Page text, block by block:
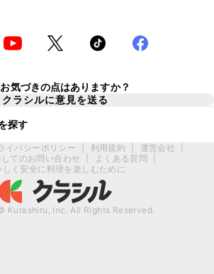
気づきの点はありますか？
クラシルに意見を送る
探す
イバシーポリシー 利用規約 運営会社
てのお問い合わせ
よくある質問
しく安全に料理を楽しむために
Kurashiru, Inc. All Rights Reserved.